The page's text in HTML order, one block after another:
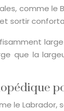
comme le
sortir
que la
le Labrador,